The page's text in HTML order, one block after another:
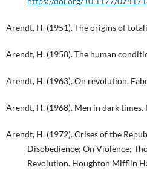
Arendt, H. (1951). The origins of
Arendt, H. (1958). The human
Arendt, H. (1963). On revolution.
Arendt, H. (1968). Men in dark
Arendt, H. (1972). Crises of the
Disobedience; On Violence;
Revolution. Houghton Mifflin